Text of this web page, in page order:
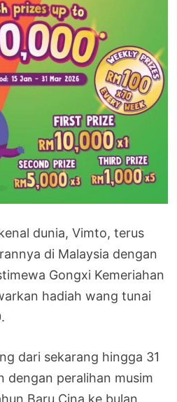
dunia, Vimto, terus
di Malaysia dengan
Gongxi Kemeriahan
hadiah wang tunai
dari sekarang hingga 31
dengan peralihan musim
Baru Cina ke bulan